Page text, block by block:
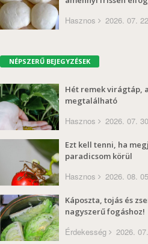
Hasznos 2026. 07.
NÉPSZERŰ BEJEGYZÉSEK
Hét remek virágtáp,
megtalálható
Hasznos 2026. 07.
Ezt kell tenni, ha
paradicsom körül
Hasznos 2026. 08.
Káposzta, tojás és
nagyszerű fogáshoz!
Érdekesség 2026.